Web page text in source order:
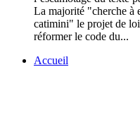
La majorité "cherche à
catimini" le projet de
réformer le code du...
Accueil